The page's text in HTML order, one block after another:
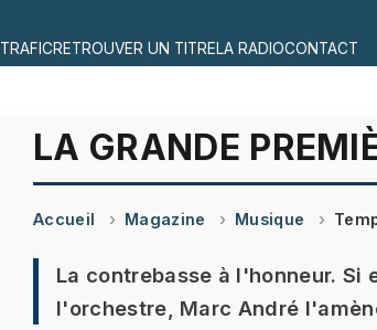
TRAFICRETROUVER UN TITRELA RADIOCONTACT
LA GRANDE
Accueil Magazine Musique
La contrebasse à l'honneur.
l'orchestre, Marc André